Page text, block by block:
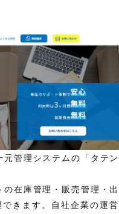
管理システムの「タテン
在庫管理・販売管理・出
きます。自社企業の運営